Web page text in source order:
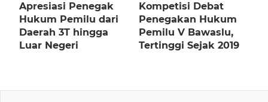
Apresiasi Penegak
Hukum Pemilu dari
Daerah 3T hingga
Luar Negeri
Kompetisi Debat
Penegakan Hukum
Pemilu V Bawaslu,
Tertinggi Sejak 2019